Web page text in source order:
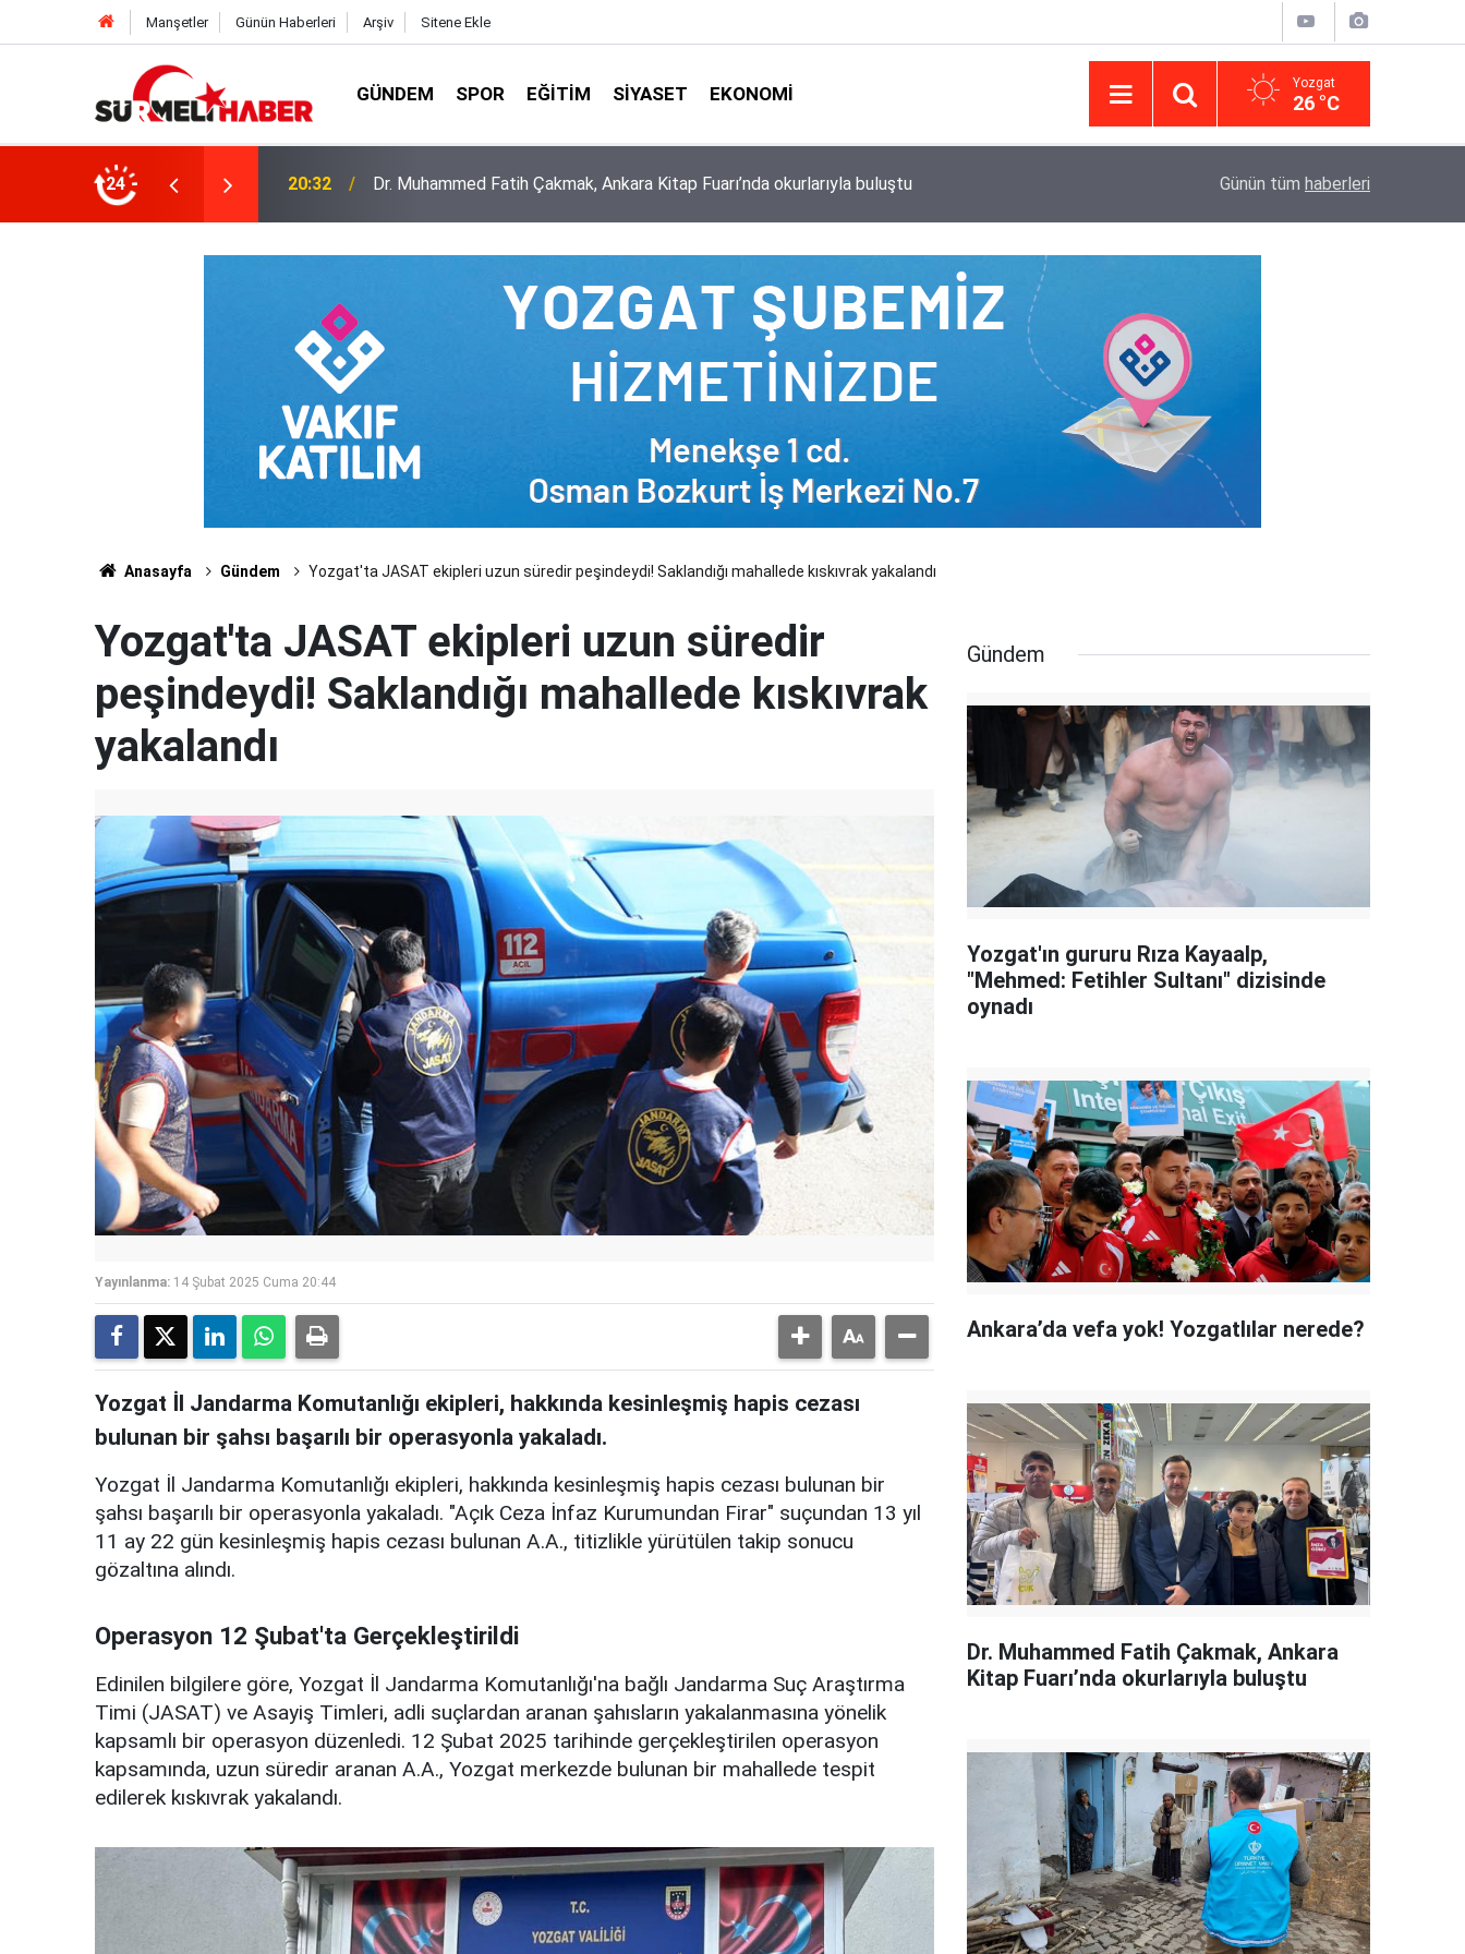
Manşetler Günün Haberleri Arşiv Sitene Ekle
GÜNDEM SPOR EĞITIM SIYASET EKONOMI Yozgat
26 °C
24
okurlarıyla buluştu 14:52 Diyanet İşleri Başkanlığı ile Türkiye Diyanet Vakfı milyonları sevindirdi Yargıtay’da iletişim hamlesi: Kurumsal
Günün tüm haberleri
Anasayfa Gündem Yozgat'ta JASAT ekipleri uzun süredir peşindeydi! Saklandığı mahallede kıskıvrak yakalandı
Yozgat'ta JASAT ekipleri uzun süredir
peşindeydi! Saklandığı mahallede kıskıvrak
yakalandı
Yayınlanma: 14 Şubat 2025 Cuma 20:44
Yozgat İl Jandarma Komutanlığı ekipleri, hakkında kesinleşmiş hapis cezası
bulunan bir şahsı başarılı bir operasyonla yakaladı.
Yozgat İl Jandarma Komutanlığı ekipleri, hakkında kesinleşmiş hapis cezası bulunan bir
şahsı başarılı bir operasyonla yakaladı. "Açık Ceza İnfaz Kurumundan Firar" suçundan 13 yıl
11 ay 22 gün kesinleşmiş hapis cezası bulunan A.A., titizlikle yürütülen takip sonucu
gözaltına alındı.
Operasyon 12 Şubat'ta Gerçekleştirildi
Edinilen bilgilere göre, Yozgat İl Jandarma Komutanlığı'na bağlı Jandarma Suç Araştırma
Timi (JASAT) ve Asayiş Timleri, adli suçlardan aranan şahısların yakalanmasına yönelik
kapsamlı bir operasyon düzenledi. 12 Şubat 2025 tarihinde gerçekleştirilen operasyon
kapsamında, uzun süredir aranan A.A., Yozgat merkezde bulunan bir mahallede tespit
edilerek kıskıvrak yakalandı.
Gündem
Yozgat'ın gururu Rıza Kayaalp,
"Mehmed: Fetihler Sultanı" dizisinde
oynadı
Ankara’da vefa yok! Yozgatlılar nerede?
Dr. Muhammed Fatih Çakmak, Ankara
Kitap Fuarı’nda okurlarıyla buluştu